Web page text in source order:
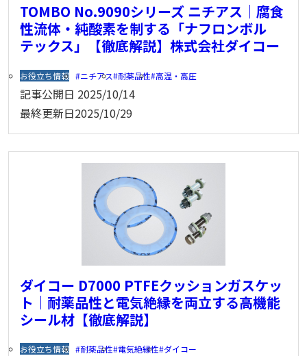
TOMBO No.9090シリーズ ニチアス｜腐食
性流体・純酸素を制する「ナフロンボル
テックス」【徹底解説】株式会社ダイコー
お役立ち情報 ニチアス 耐薬品性 高温・高圧
記事公開日 2025/10/14
最終更新日2025/10/29
ダイコー D7000 PTFEクッションガスケッ
ト｜耐薬品性と電気絶縁を両立する高機能
シール材【徹底解説】
お役立ち情報 耐薬品性 電気絶縁性 ダイコー